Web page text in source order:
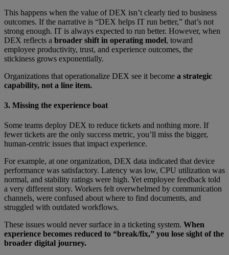
This happens when the value of DEX isn’t clearly tied to business
outcomes. If the narrative is “DEX helps IT run better,” that’s not
strong enough. IT is always expected to run better. However, when
DEX reflects a broader shift in operating model, toward
employee productivity, trust, and experience outcomes, the
stickiness grows exponentially.
Organizations that operationalize DEX see it become a strategic
capability, not a line item.
3. Missing the experience boat
Some teams deploy DEX to reduce tickets and nothing more. If
fewer tickets are the only success metric, you’ll miss the bigger,
human-centric issues that impact experience.
For example, at one organization, DEX data indicated that device
performance was satisfactory. Latency was low, CPU utilization was
normal, and stability ratings were high. Yet employee feedback told
a very different story. Workers felt overwhelmed by communication
channels, were confused about where to find documents, and
struggled with outdated workflows.
These issues would never surface in a ticketing system. When
experience becomes reduced to “break/fix,” you lose sight of the
broader digital journey.